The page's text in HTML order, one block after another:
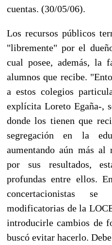
cuentas. (30/05/06).
Los recursos públicos
"libremente" por el
cual posee, además, la
alumnos que recibe.
a estos colegios
explícita Loreto Egaña-,
donde los tienen que
segregación en la
aumentando aún más al
por sus resultados,
profundas entre ellos.
concertacionistas
modificatorias de la
introducirle cambios de
buscó evitar hacerlo.